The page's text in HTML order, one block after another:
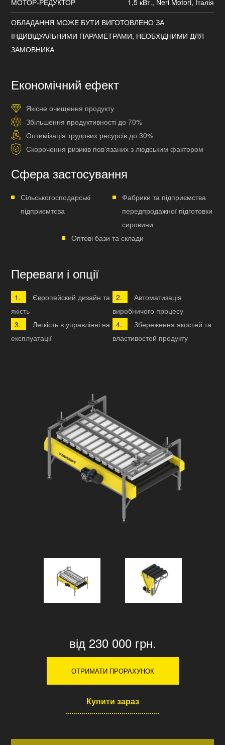
ОБЛАДАННЯ МОЖЕ БУТИ ВИГОТОВЛЕНО ЗА
ІНДИВІДУАЛЬНИМИ ПАРАМЕТРАМИ, НЕОБХІДНИМИ ДЛЯ
ЗАМОВНИКА
Економічний ефект
Якісне очищення продукту
Збільшення продуктивності до 70%
Оптимізація трудових ресурсів до 30%
Скорочення ризиків пов'язаних з людським фактором
Сфера застосування
Сільськогосподарські
підприємтсва
Фабрики та підприємства
передпродажної підготовки
сировини
Оптові бази та склади
Переваги і опції
Європейский дизайн та
якість
Автоматизація
виробничого процесу
Легкість в управлінні на
експлуатації
Збереження якостей та
властивостей продукту
від 230 000 грн.
ОТРИМАТИ ПРОРАХУНОК
Купити зараз